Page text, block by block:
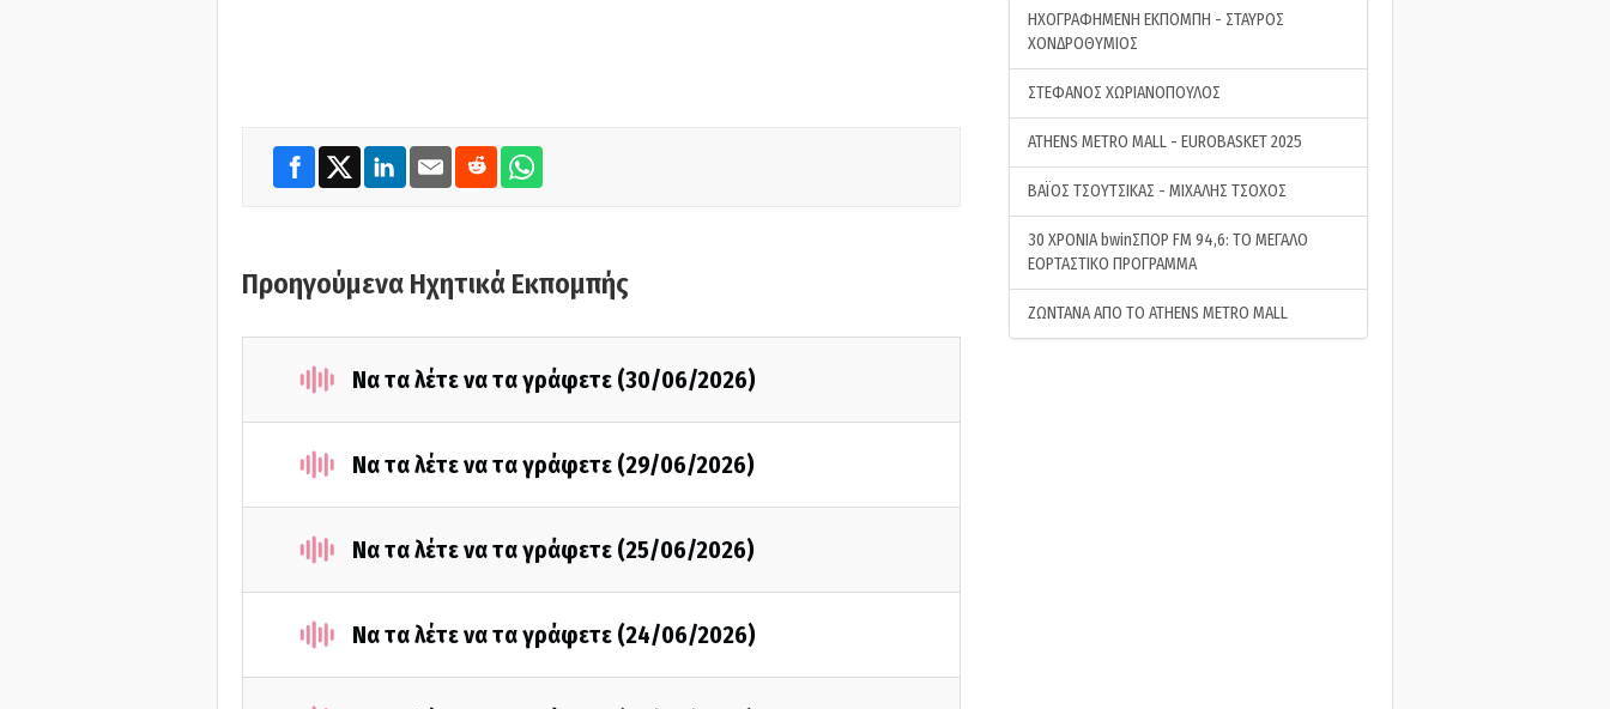
Προηγούμενα Ηχητικά Εκπομπής
Να τα λέτε να τα γράφετε (30/06/2026)
Να τα λέτε να τα γράφετε (29/06/2026)
Να τα λέτε να τα γράφετε (25/06/2026)
Να τα λέτε να τα γράφετε (24/06/2026)
ΗΧΟΓΡΑΦΗΜΕΝΗ ΕΚΠΟΜΠΗ - ΣΤΑΥΡΟΣ
ΧΟΝΔΡΟΘΥΜΙΟΣ
ΣΤΕΦΑΝΟΣ ΧΩΡΙΑΝΟΠΟΥΛΟΣ
ATHENS METRO MALL - EUROBASKET 2025
ΒΑΪΟΣ ΤΣΟΥΤΣΙΚΑΣ - ΜΙΧΑΛΗΣ ΤΣΟΧΟΣ
30 ΧΡΟΝΙΑ bwinΣΠΟΡ FM 94,6: ΤΟ ΜΕΓΑΛΟ
ΕΟΡΤΑΣΤΙΚΟ ΠΡΟΓΡΑΜΜΑ
ΖΩΝΤΑΝΑ ΑΠΟ ΤΟ ATHENS METRO MALL